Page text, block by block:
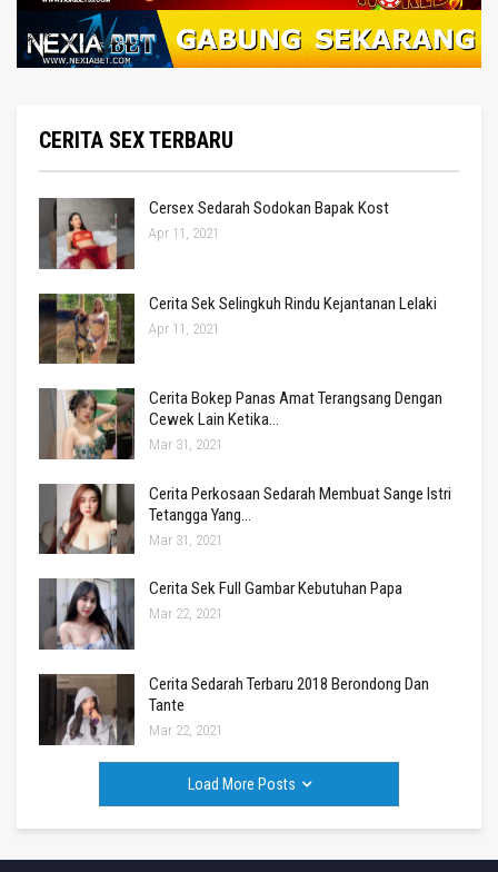
CERITA SEX TERBARU
Cersex Sedarah Sodokan Bapak Kost
Apr 11, 2021
Cerita Sek Selingkuh Rindu Kejantanan Lelaki
Apr 11, 2021
Cerita Bokep Panas Amat Terangsang Dengan
Cewek Lain Ketika…
Mar 31, 2021
Cerita Perkosaan Sedarah Membuat Sange Istri
Tetangga Yang…
Mar 31, 2021
Cerita Sek Full Gambar Kebutuhan Papa
Mar 22, 2021
Cerita Sedarah Terbaru 2018 Berondong Dan
Tante
Mar 22, 2021
Load More Posts